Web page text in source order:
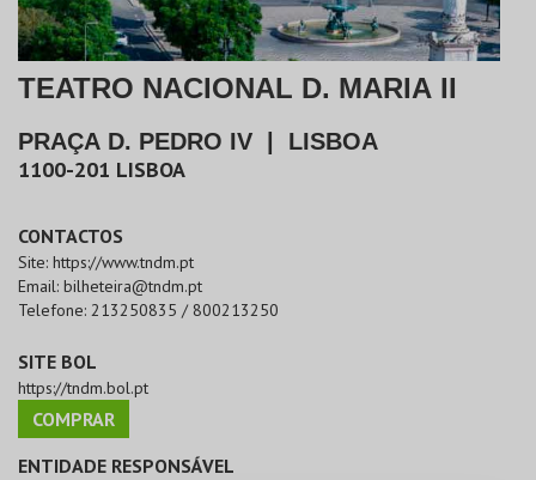
TEATRO NACIONAL D. MARIA II
PRAÇA D. PEDRO IV LISBOA
1100-201 LISBOA
CONTACTOS
Site: https://www.tndm.pt
Email: bilheteira@tndm.pt
Telefone: 213250835 / 800213250
SITE BOL
https://tndm.bol.pt
COMPRAR
ENTIDADE RESPONSÁVEL